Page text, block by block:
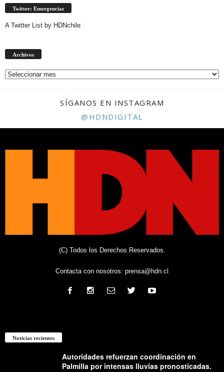
Twitter: Emergencias
A Twitter List by HDNchile
Archivos
SÍGANOS EN INSTAGRAM
@HDNDIGITAL
(C) Todos los Derechos Reservados.
Contacta con nosotros: prensa@hdn.cl
Noticias recientes
Autoridades refuerzan coordinación en
Palmilla por intensas lluvias pronosticadas.